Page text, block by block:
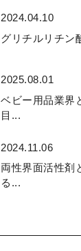
2024.04.10
グリチルリチン
2025.08.01
ベビー用品業界
目...
2024.11.06
両性界面活性剤
る...